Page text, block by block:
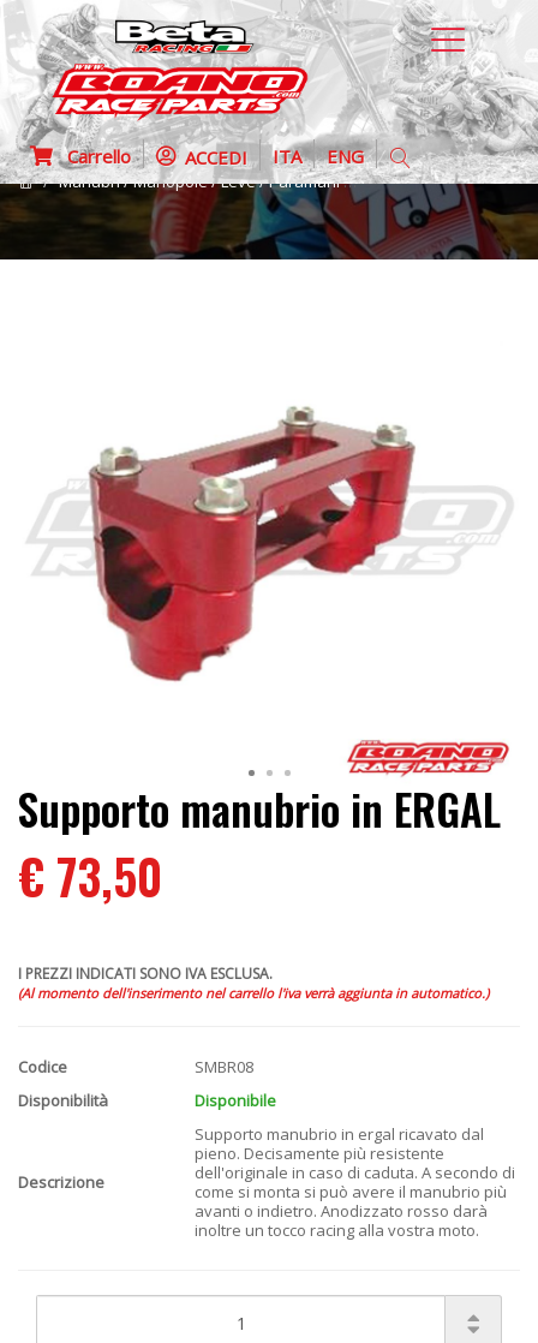
Carrello ACCEDI ITA ENG
Manubri / Manopole / Leve / Paramani
Supporto manubrio in ERGAL
€ 73,50
I PREZZI INDICATI SONO IVA ESCLUSA.
(Al momento dell'inserimento nel carrello l'iva verrà aggiunta in automatico.)
Codice
SMBR08
Disponibilità
Disponibile
Descrizione
Supporto manubrio in ergal ricavato dal
pieno. Decisamente più resistente
dell'originale in caso di caduta. A secondo di
come si monta si può avere il manubrio più
avanti o indietro. Anodizzato rosso darà
inoltre un tocco racing alla vostra moto.